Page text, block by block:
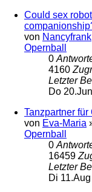
Could sex
von Nancyfrank
Opernball
0
4160
Letzter
Do
Tanzpartner
von Eva-Maria
Opernball
0
16459
Letzter
Di